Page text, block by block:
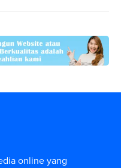
online yang